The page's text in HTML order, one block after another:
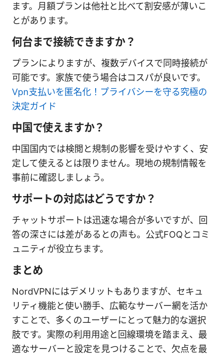
ます。月額プランは他社と比べて割安感が薄いこ
とがあります。
何台まで接続できますか？
プランによりますが、複数デバイスで同時接続が
可能です。家族で使う場合はコスパが良いです。
Vpn支払いを匿名化！プライバシーを守る究極の
決定ガイド
中国で使えますか？
中国国内では検閲と規制の影響を受けやすく、安
定して使えるとは限りません。現地の規制情報を
事前に確認しましょう。
サポートの対応はどうですか？
チャットサポートは迅速な場合が多いですが、回
答の深さには差があるとの声も。公式FOQとコミ
ュニティが役立ちます。
まとめ
NordVPNにはデメリットもありますが、セキュ
リティ機能と使い勝手、広範なサーバー網を活か
すことで、多くのユーザーにとって魅力的な選択
肢です。実際の利用用途と回線環境を踏まえ、最
適なサーバーと設定を見つけることで、欠点を最